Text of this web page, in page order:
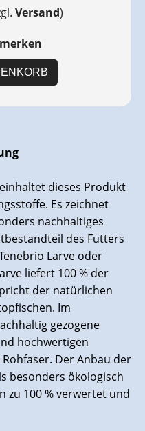
Versand)
dieses Produkt
Es zeichnet
nachhaltiges
des Futters
Larve oder
liefert 100 % der
der natürlichen
Im
gezogene
hochwertigen
Der Anbau der
besonders ökologisch
zu 100 % verwertet und